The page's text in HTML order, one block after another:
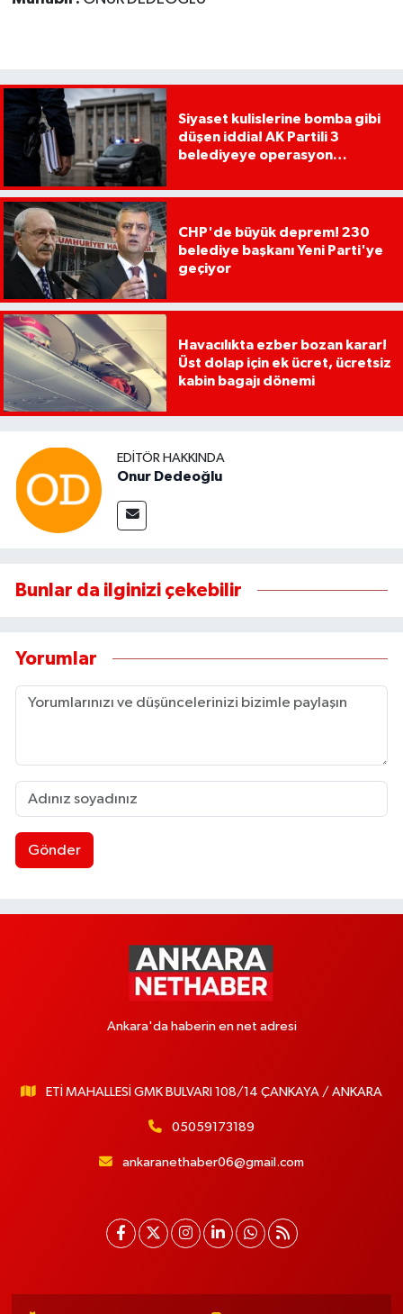
Siyaset kulislerine bomba gibi
düşen iddia! AK Partili 3
belediyeye operasyon
CHP'de büyük deprem! 230
belediye başkanı Yeni Parti'ye
geçiyor
Havacılıkta ezber bozan karar!
Üst dolap için ek ücret, ücretsiz
kabin bagajı dönemi
EDITÖR HAKKINDA
Onur Dedeoğlu
Bunlar da ilginizi çekebilir
Yorumlar
Gönder
Ankara'da haberin en net adresi
ETİ MAHALLESİ GMK BULVARI 108/14 ÇANKAYA / ANKARA
05059173189
ankaranethaber06@gmail.com